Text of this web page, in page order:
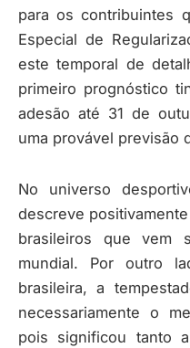
para os contribuintes
Especial de
este temporal de
primeiro prognóstico
adesão até 31 de
uma provável previsão
No universo
descreve
brasileiros que vem
mundial. Por outro
brasileira, a
necessariamente o
pois significou tanto